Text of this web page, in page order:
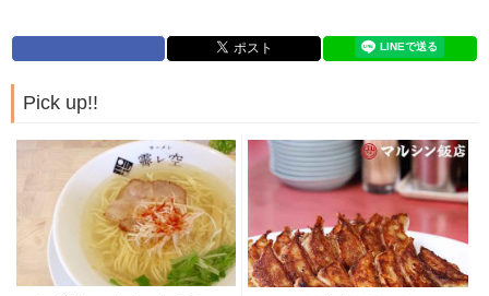
Pick up!!